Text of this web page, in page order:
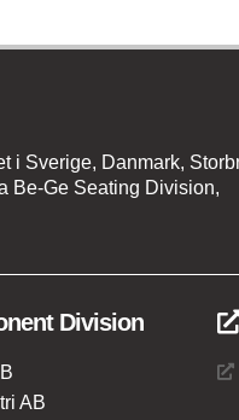
i Sverige, Danmark,
Be-Ge Seating Division,
Division
AB